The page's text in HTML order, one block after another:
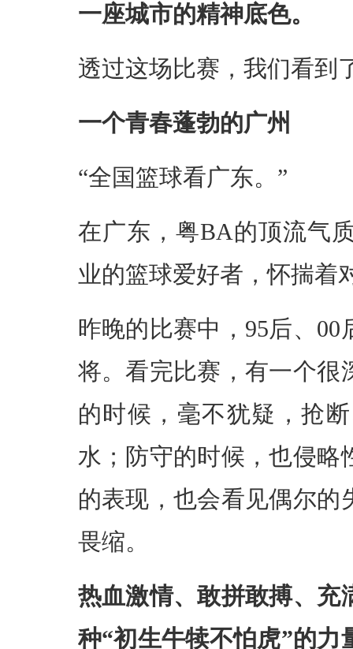
一座城市的精神底色。
透过这场比赛，我们看到
一个青春蓬勃的广州
“全国篮球看广东。”
在广东，粤BA的顶流气
业的篮球爱好者，怀揣着
昨晚的比赛中，95后、
将。看完比赛，有一个很
的时候，毫不犹疑，抢
水；防守的时候，也侵略
的表现，也会看见偶尔
畏缩。
热血激情、敢拼敢搏、充
种“初生牛犊不怕虎”的